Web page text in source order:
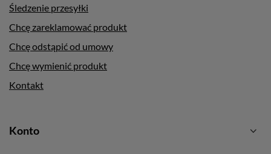
Śledzenie przesyłki
Chcę zareklamować produkt
Chcę odstąpić od umowy
Chcę wymienić produkt
Kontakt
Konto